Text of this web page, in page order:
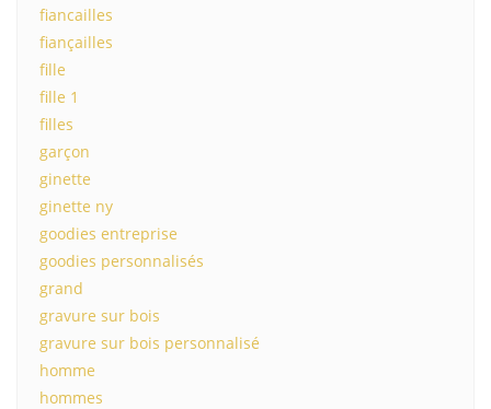
fiancailles
fiançailles
fille
fille 1
filles
garçon
ginette
ginette ny
goodies entreprise
goodies personnalisés
grand
gravure sur bois
gravure sur bois personnalisé
homme
hommes